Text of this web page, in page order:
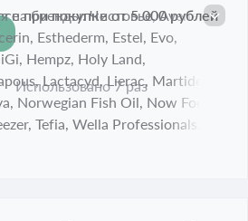
при покупке от 5 000 рублей
на бренды: Чистовье, Avene,
Esthederm, Estel, Evo,
Hempz, Holy Land,
Lactacyd, Lierac, Martiderm,
Norwegian Fish Oil, Now Foods,
Tefia, Wella Professionals,
Использовано 7 раз